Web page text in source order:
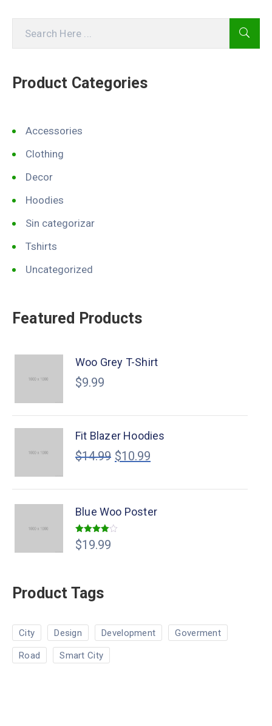
Product Categories
Accessories
Clothing
Decor
Hoodies
Sin categorizar
Tshirts
Uncategorized
Featured Products
Woo Grey T-Shirt
$9.99
Fit Blazer Hoodies
$14.99 $10.99
Blue Woo Poster
Valorado
con4.00
$19.99
Product Tags
City Design Development Goverment
Road Smart City